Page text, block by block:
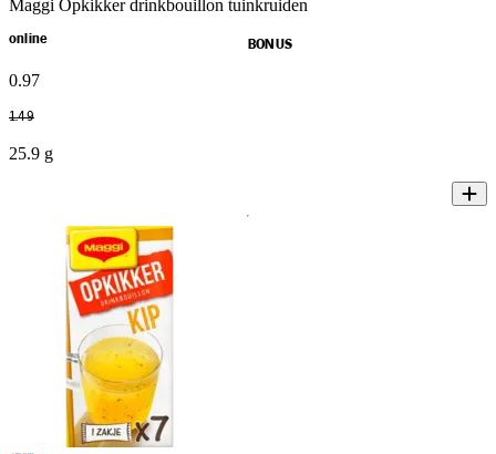
Maggi Opkikker drinkbouillon tuinkruiden
online BONUS
0.97
1.49
25.9 g